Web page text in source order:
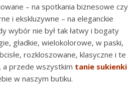
– na spotkania biznesowe czy
i ekskluzywne – na eleganckie
wybór nie był tak łatwy i bogaty
gładkie, wielokolorowe, w paski,
rozkloszowane, klasyczne i te
a przede wszystkim tanie sukienki
w naszym butiku.